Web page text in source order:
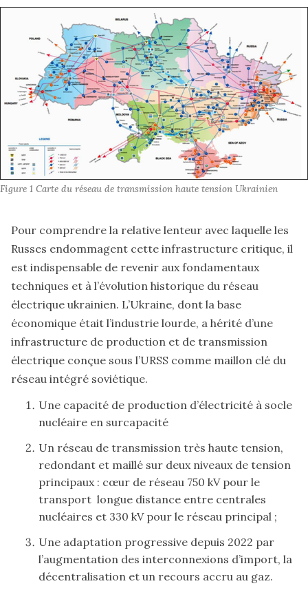
Figure 1 Carte du réseau de transmission haute tension Ukrainien
Pour comprendre la relative lenteur avec laquelle les
Russes endommagent cette infrastructure critique, il
est indispensable de revenir aux fondamentaux
techniques et à l’évolution historique du réseau
électrique ukrainien. L’Ukraine, dont la base
économique était l’industrie lourde, a hérité d’une
infrastructure de production et de transmission
électrique conçue sous l’URSS comme maillon clé du
réseau intégré soviétique.
Une capacité de production d’électricité à socle
nucléaire en surcapacité
Un réseau de transmission très haute tension,
redondant et maillé sur deux niveaux de tension
principaux : cœur de réseau 750 kV pour le
transport longue distance entre centrales
nucléaires et 330 kV pour le réseau principal ;
Une adaptation progressive depuis 2022 par
l’augmentation des interconnexions d’import, la
décentralisation et un recours accru au gaz.